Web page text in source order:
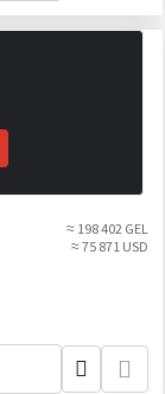
≈ 198 402 GEL
≈ 75 871 USD